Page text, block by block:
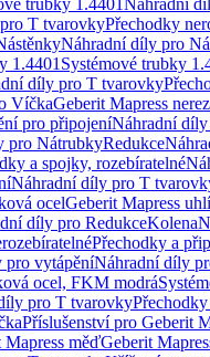
trubky 1.4401Náhradní
T tvarovkyPřechodky
Náhradní díly pro
1.4401 Systémové trubky
díly pro T tvarovky
VíčkaGeberit Mapress
pro připojeníNáhradní
pro NátrubkyRedukce
a spojky, rozebíratelné
Náhradní díly pro T
ocelGeberit Mapress
díly pro RedukceKolena
Přechodky a
pro vytápěníNáhradní díly
ocel, FKM modrá
pro T tvarovky
Příslušenství pro Geberit
Mapress měďGeberit